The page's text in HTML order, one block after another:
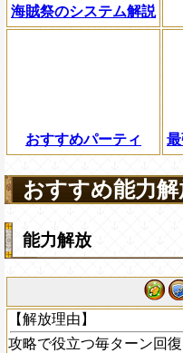
海賊祭のシステム解説
おすすめパーティ
おすすめ能力
能力解放
【解放理由】
攻略で役立つ毎ターン回